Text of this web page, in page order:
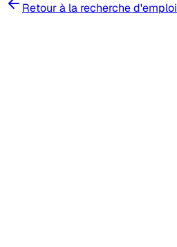
Retour à la recherche d'emploi